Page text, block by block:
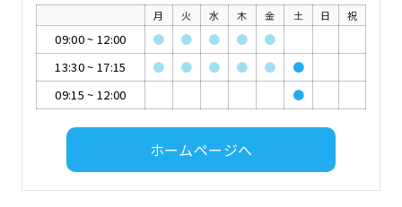
月 火 水 木 金 土 日 祝
09:00~ 12:00 ● ● ● ●
●
13:30~ 17:15 ● ● ● ● ●
●
09:15 ~ 12:00 ●
ホームページへ